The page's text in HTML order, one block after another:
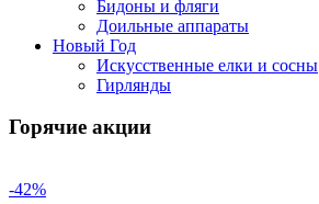
Бидоны и фляги
Доильные аппараты
Новый Год
Искусственные елки и сосны
Гирлянды
Горячие акции
-42%